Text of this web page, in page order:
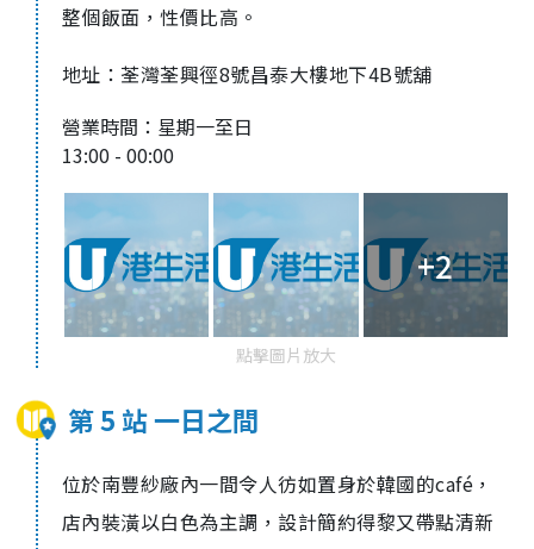
整個飯面，性價比高。
地址：荃灣荃興徑8號昌泰大樓地下4B號舖
營業時間：星期一至日
13:00 - 00:00
+2
點擊圖片放大
第 5 站 一日之間
位於南豐紗廠內一間令人彷如置身於韓國的café ，
店內裝潢以白色為主調，設計簡約得黎又帶點清新